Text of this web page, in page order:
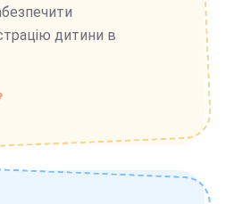
дитини в